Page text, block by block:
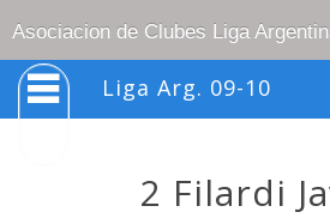
Asociacion de Clubes Liga
Liga Arg. 09-10
2 Filardi